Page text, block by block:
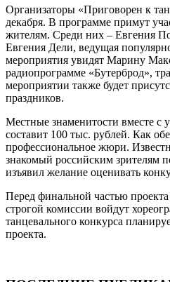
Организаторы «Приговорен к
декабря. В программе примут
жителям. Среди них – Евгения
Евгения Дели, ведущая
мероприятия увидят Марину
радиопрограмме «Бутерброд»,
мероприятии также будет
праздников.
Местные знаменитости вместе с
составит 100 тыс. рублей. Как
профессиональное жюри.
знакомый российским зрителям
изъявил желание оценивать
Перед финальной частью
строгой комиссии войдут
танцевального конкурса
проекта.